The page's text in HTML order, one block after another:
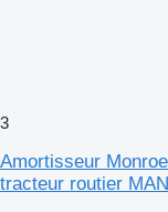
3
Amortisseur
tracteur routier